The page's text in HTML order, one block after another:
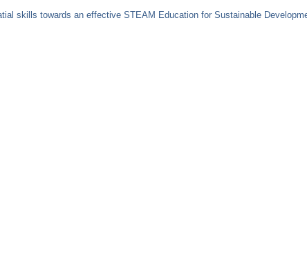
skills towards an effective STEAM Education for Sustainable